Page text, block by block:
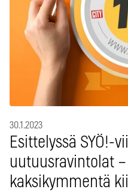
30.1.2023
Esittelyssä SYÖ!-
uutuusravintolat
kaksikymmentä